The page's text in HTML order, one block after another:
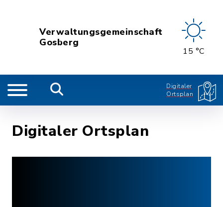
Verwaltungsgemeinschaft
Gosberg
15 °C
Digitaler
Ortsplan
Digitaler Ortsplan